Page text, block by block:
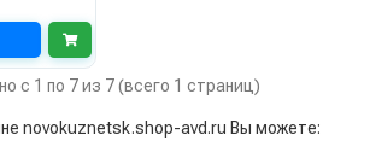
с 1 по 7 из 7 (всего 1 страниц)
novokuznetsk.shop-avd.ru Вы можете: